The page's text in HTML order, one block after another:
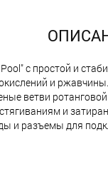
с простой и
и
ветви
и
и разъемы для